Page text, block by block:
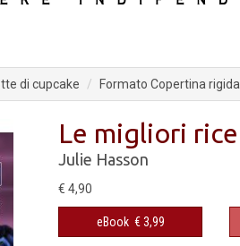
di cupcake Formato Copertina rigida
Le migliori
Julie Hasson
€ 4,90
eBook € 3,99